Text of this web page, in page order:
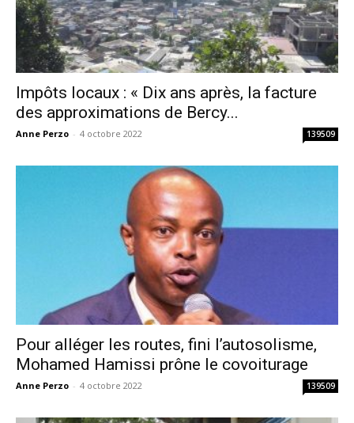
Impôts locaux : « Dix ans après, la facture
des approximations de Bercy...
Anne Perzo - 4 octobre 2022 139509
Pour alléger les routes, fini l’autosolisme,
Mohamed Hamissi prône le covoiturage
Anne Perzo - 4 octobre 2022 139509